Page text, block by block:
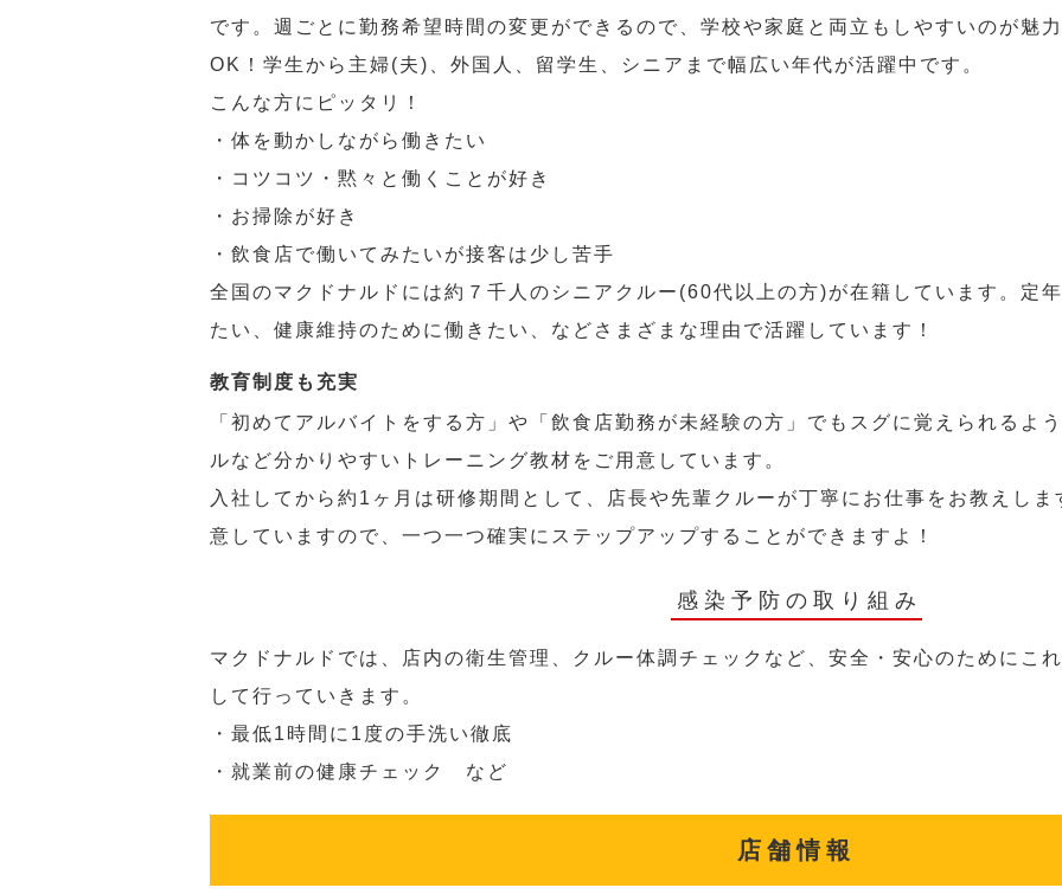
です。週ごとに勤務希望時間の変更ができるので、学校や家庭と両立もしやすいのが魅
OK！学生から主婦(夫)、外国人、留学生、シニアまで幅広い年代が活躍中です。
こんな方にピッタリ！
・体を動かしながら働きたい
・コツコツ・黙々と働くことが好き
・お掃除が好き
・飲食店で働いてみたいが接客は少し苦手
全国のマクドナルドには約７千人のシニアクルー(60代以上の方)が在籍しています。定
たい、健康維持のために働きたい、などさまざまな理由で活躍しています！
教育制度も充実
「初めてアルバイトをする方」や「飲食店勤務が未経験の方」でもスグに覚えられるよ
ルなど分かりやすいトレーニング教材をご用意しています。
入社してから約1ヶ月は研修期間として、店長や先輩クルーが丁寧にお仕事をお教えし
意していますので、一つ一つ確実にステップアップすることができますよ！
感染予防の取り組み
マクドナルドでは、店内の衛生管理、クルー体調チェックなど、安全・安心のためにこ
して行っていきます。
・最低1時間に1度の手洗い徹底
・就業前の健康チェック など
店舗情報